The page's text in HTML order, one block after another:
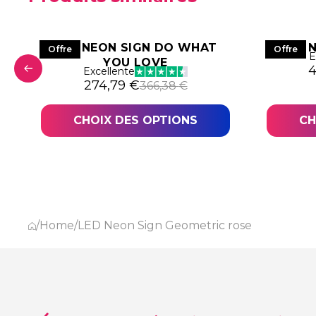
€.
€.
Offre
LED NEON SIGN DO WHAT
YOU LOVE
Excellente
366,38€
Le prix initial était : 366,38 €.
274,79 €
Le prix actuel est : 274,79 €.
CHOIX DES OPTIONS
Offre
LED
/Home/LED Neon Sign Geometric rose